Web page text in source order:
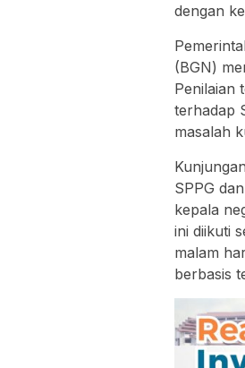
dengan
(BGN)
Penilaian
terhadap
masalah
SPPG
kepala
ini diikuti
malam
berbasis